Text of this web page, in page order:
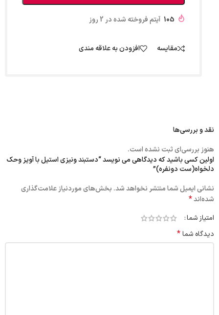
105 آیتم فروخته شده در 2 روز
مقایسه افزودن به علاقه مندی
نقد و بررسی‌ها
هنوز بررسی‌ای ثبت نشده است.
اولین کسی باشید که دیدگاهی می نویسد “دستبند ونیزی استیل با آویز و‌حک
دلخواه(ست دونفره)”
نشانی ایمیل شما منتشر نخواهد شد. بخش‌های موردنیاز علامت‌گذاری
شده‌اند*
امتیاز شما
دیدگاه شما*